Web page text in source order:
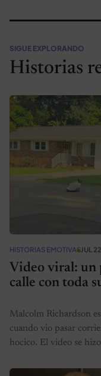
SIGUE EXPLORANDO
Historias
HISTORIAS EMOTIVASJUL
Video viral: un
calle con toda
Malcolm Richardson
cuando vio pasar
hocico. El video se